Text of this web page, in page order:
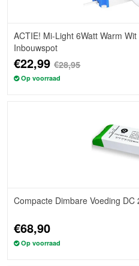
ACTIE! Mi-Light 6Watt Warm
Inbouwspot
€22,99€28,95
Op voorraad
Compacte Dimbare Voeding DC
€68,90
Op voorraad